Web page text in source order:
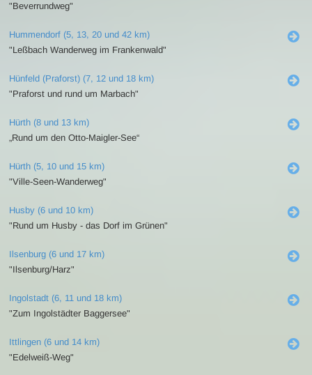
"Beverrundweg"
Hummendorf (5, 13, 20 und 42 km)
"Leßbach Wanderweg im Frankenwald"
Hünfeld (Praforst) (7, 12 und 18 km)
"Praforst und rund um Marbach"
Hürth (8 und 13 km)
„Rund um den Otto-Maigler-See“
Hürth (5, 10 und 15 km)
"Ville-Seen-Wanderweg"
Husby (6 und 10 km)
"Rund um Husby - das Dorf im Grünen"
Ilsenburg (6 und 17 km)
"Ilsenburg/Harz"
Ingolstadt (6, 11 und 18 km)
"Zum Ingolstädter Baggersee"
Ittlingen (6 und 14 km)
"Edelweiß-Weg"